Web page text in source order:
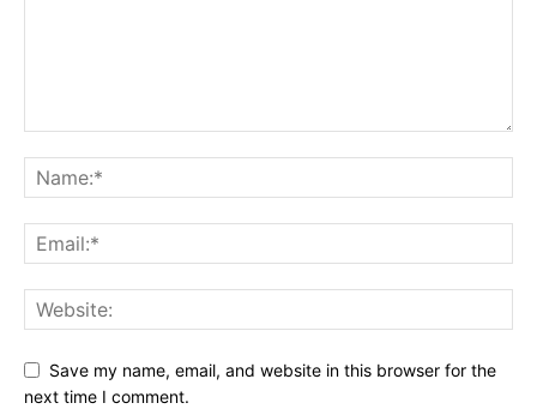
Save my name, email, and website in this browser for the
next time I comment.